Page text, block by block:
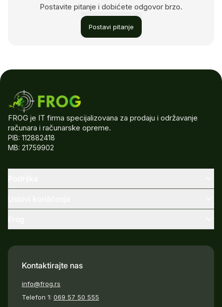
Postavite pitanje i dobićete odgovor brzo.
Postavi pitanje
FROG je IT firma specijalizovana za prodaju i održavanje
računara i računarske opreme.
PIB: 112882418
MB: 21759902
Kontaktirajte nas
info@frog.rs
Telefon 1: 069 57 50 555